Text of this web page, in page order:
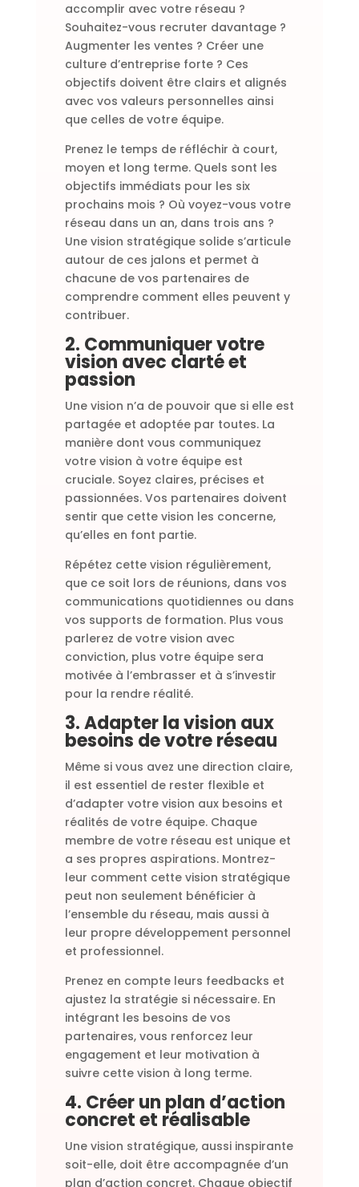
accomplir avec votre réseau ?
Souhaitez-vous recruter davantage ?
Augmenter les ventes ? Créer une
culture d’entreprise forte ? Ces
objectifs doivent être clairs et alignés
avec vos valeurs personnelles ainsi
que celles de votre équipe.
Prenez le temps de réfléchir à court,
moyen et long terme. Quels sont les
objectifs immédiats pour les six
prochains mois ? Où voyez-vous votre
réseau dans un an, dans trois ans ?
Une vision stratégique solide s’articule
autour de ces jalons et permet à
chacune de vos partenaires de
comprendre comment elles peuvent y
contribuer.
2. Communiquer votre
vision avec clarté et
passion
Une vision n’a de pouvoir que si elle est
partagée et adoptée par toutes. La
manière dont vous communiquez
votre vision à votre équipe est
cruciale. Soyez claires, précises et
passionnées. Vos partenaires doivent
sentir que cette vision les concerne,
qu’elles en font partie.
Répétez cette vision régulièrement,
que ce soit lors de réunions, dans vos
communications quotidiennes ou dans
vos supports de formation. Plus vous
parlerez de votre vision avec
conviction, plus votre équipe sera
motivée à l’embrasser et à s’investir
pour la rendre réalité.
3. Adapter la vision aux
besoins de votre réseau
Même si vous avez une direction claire,
il est essentiel de rester flexible et
d’adapter votre vision aux besoins et
réalités de votre équipe. Chaque
membre de votre réseau est unique et
a ses propres aspirations. Montrez-
leur comment cette vision stratégique
peut non seulement bénéficier à
l’ensemble du réseau, mais aussi à
leur propre développement personnel
et professionnel.
Prenez en compte leurs feedbacks et
ajustez la stratégie si nécessaire. En
intégrant les besoins de vos
partenaires, vous renforcez leur
engagement et leur motivation à
suivre cette vision à long terme.
4. Créer un plan d’action
concret et réalisable
Une vision stratégique, aussi inspirante
soit-elle, doit être accompagnée d’un
plan d’action concret. Chaque objectif